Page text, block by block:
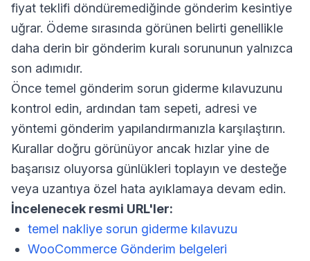
fiyat teklifi döndüremediğinde gönderim kesintiye
uğrar. Ödeme sırasında görünen belirti genellikle
daha derin bir gönderim kuralı sorununun yalnızca
son adımıdır.
Önce temel gönderim sorun giderme kılavuzunu
kontrol edin, ardından tam sepeti, adresi ve
yöntemi gönderim yapılandırmanızla karşılaştırın.
Kurallar doğru görünüyor ancak hızlar yine de
başarısız oluyorsa günlükleri toplayın ve desteğe
veya uzantıya özel hata ayıklamaya devam edin.
İncelenecek resmi URL'ler:
temel nakliye sorun giderme kılavuzu
WooCommerce Gönderim belgeleri